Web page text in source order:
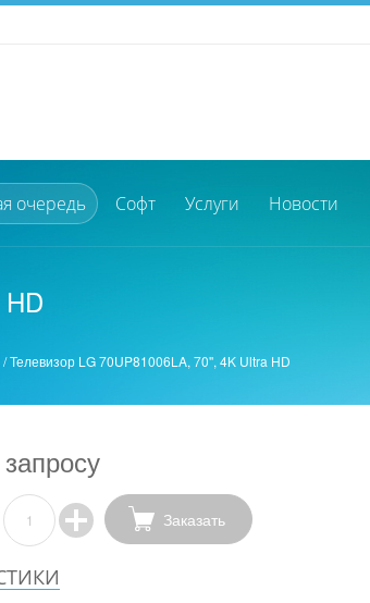
очередь Софт Услуги Новости
/Телевизор LG 70UP81006LA, 70'', 4K Ultra HD
Заказать